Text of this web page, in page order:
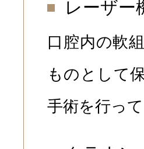
レーザー
口腔内の軟
ものとして
手術を行って